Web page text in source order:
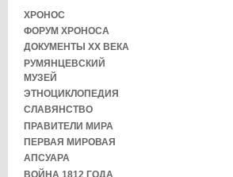
ХРОНОС
ФОРУМ ХРОНОСА
ДОКУМЕНТЫ XX ВЕКА
РУМЯНЦЕВСКИЙ
МУЗЕЙ
ЭТНОЦИКЛОПЕДИЯ
СЛАВЯНСТВО
ПРАВИТЕЛИ МИРА
ПЕРВАЯ МИРОВАЯ
АПСУАРА
ВОЙНА 1812 ГОДА